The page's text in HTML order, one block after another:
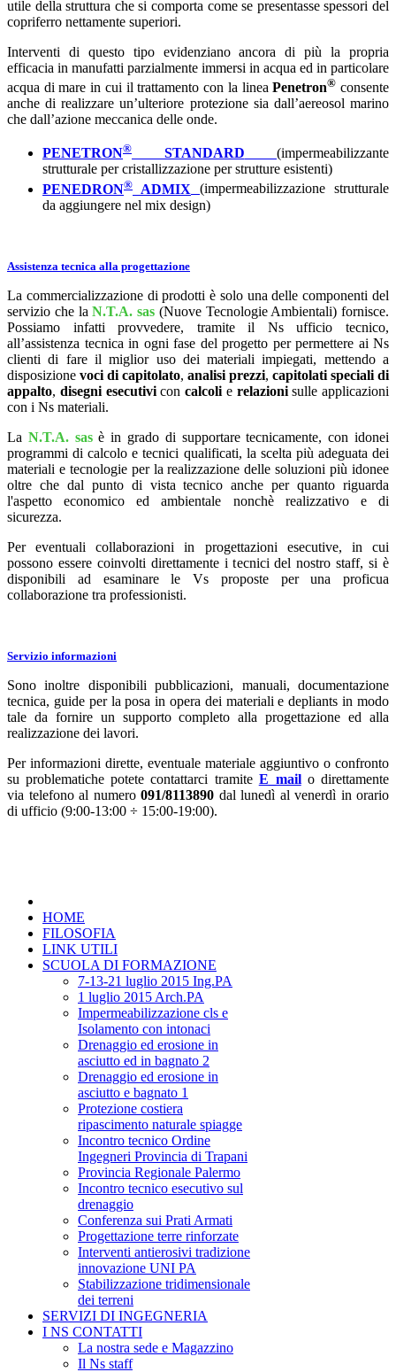
utile della struttura che si comporta come se presentasse spessori del
copriferro nettamente superiori.
Interventi di questo tipo evidenziano ancora di più la propria
efficacia in manufatti parzialmente immersi in acqua ed in particolare
acqua di mare in cui il trattamento con la lineaPenetron® consente
anche di realizzare un’ulteriore protezione sia dall’aereosol marino
che dall’azione meccanica delle onde.
PENETRON® STANDARD
(impermeabilizzante
strutturale per cristallizzazione per strutture esistenti)
PENEDRON® ADMIX
(impermeabilizzazione strutturale
da aggiungere nel mix design)
Assistenza tecnica alla progettazione
La commercializzazione di prodotti è solo una delle componenti del
servizio che laN.T.A. sas (Nuove Tecnologie Ambientali) fornisce.
Possiamo infatti provvedere, tramite il Ns ufficio tecnico,
all’assistenza tecnica in ogni fase del progetto per permettere ai Ns
clienti di fare il miglior uso dei materiali impiegati, mettendo a
disposizione voci di capitolato, analisi prezzi, capitolati speciali di
appalto, disegni esecutivicon calcoli e relazionisulle applicazioni
con i Ns materiali.
La N.T.A. sasè in grado di supportare tecnicamente, con idonei
programmi di calcolo e tecnici qualificati, la scelta più adeguata dei
materiali e tecnologie per la realizzazione delle soluzioni più idonee
oltre che dal punto di vista tecnico anche per quanto riguarda
l'aspetto economico ed ambientale nonchè realizzativo e di
sicurezza.
Per eventuali collaborazioni in progettazioni esecutive, in cui
possono essere coinvolti direttamente i tecnici del nostro staff, si è
disponibili ad esaminare le Vs proposte per una proficua
collaborazione tra professionisti.
Servizio informazioni
Sono inoltre disponibili pubblicazioni, manuali, documentazione
tecnica, guide per la posa in opera dei materiali e depliants in modo
tale da fornire un supporto completo alla progettazione ed alla
realizzazione dei lavori.
Per informazioni dirette, eventuale materiale aggiuntivo o confronto
su problematiche potete contattarci tramite E_mailo direttamente
via telefono al numero 091/8113890 dal lunedì al venerdì in orario
di ufficio (9:00-13:00 ÷ 15:00-19:00).
HOME
FILOSOFIA
LINK UTILI
SCUOLA DI FORMAZIONE
7-13-21 luglio 2015 Ing.PA
1 luglio 2015 Arch.PA
Impermeabilizzazione cls e
Isolamento con intonaci
Drenaggio ed erosione in
asciutto ed in bagnato 2
Drenaggio ed erosione in
asciutto e bagnato 1
Protezione costiera
ripascimento naturale spiagge
Incontro tecnico Ordine
Ingegneri Provincia di Trapani
Provincia Regionale Palermo
Incontro tecnico esecutivo sul
drenaggio
Conferenza sui Prati Armati
Progettazione terre rinforzate
Interventi antierosivi tradizione
innovazione UNI PA
Stabilizzazione tridimensionale
dei terreni
SERVIZI DI INGEGNERIA
I NS CONTATTI
La nostra sede e Magazzino
Il Ns staff